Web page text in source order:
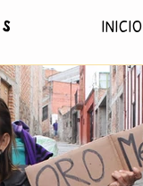
INICIO